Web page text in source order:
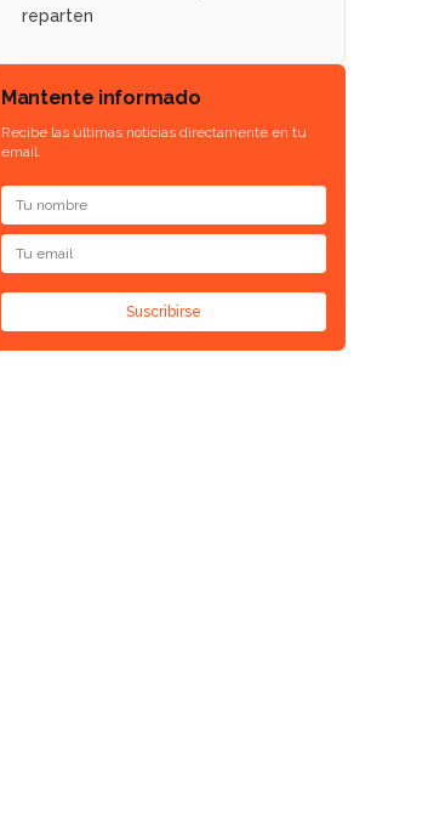
reparten
Mantente informado
Recibe las últimas noticias directamente en tu
email.
Suscribirse